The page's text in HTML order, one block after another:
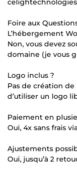
Foire aux
L’hébergement
Non, vous devez
domaine (je vous
Logo inclus ?
Pas de création
d’utiliser un logo
Paiement en
Oui, 4x sans frais
Ajustements
Oui, jusqu’à 2